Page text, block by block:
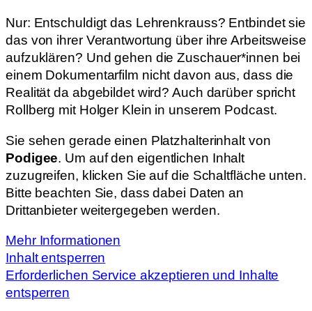
Nur: Entschuldigt das Lehrenkrauss? Entbindet sie
das von ihrer Verantwortung über ihre Arbeitsweise
aufzuklären? Und gehen die Zuschauer*innen bei
einem Dokumentarfilm nicht davon aus, dass die
Realität da abgebildet wird? Auch darüber spricht
Rollberg mit Holger Klein in unserem Podcast.
Sie sehen gerade einen Platzhalterinhalt von
Podigee. Um auf den eigentlichen Inhalt
zuzugreifen, klicken Sie auf die Schaltfläche unten.
Bitte beachten Sie, dass dabei Daten an
Drittanbieter weitergegeben werden.
Mehr Informationen
Inhalt entsperren
Erforderlichen Service akzeptieren und Inhalte
entsperren